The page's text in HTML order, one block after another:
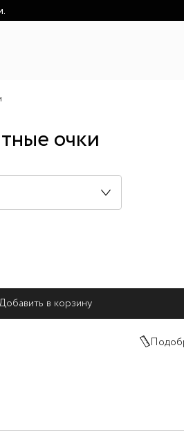
очки
в корзину